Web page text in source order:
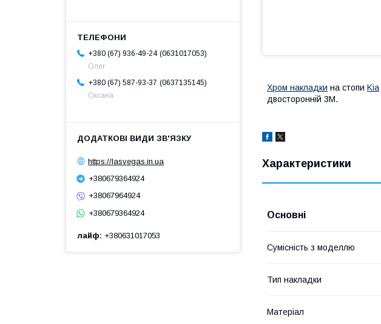
Хром накладки на стопи Kia
двосторонній 3М.
Характеристики
Основні
Сумісність з моделлю
Тип накладки
Матеріал
+380 (67) 936-49-24 0631017053
Олег
+380 (67) 587-93-37
0637135145
Оксана
https://lasvegas.in.ua
+380679364924
+38067964924
+380679364924
лайф +380631017053